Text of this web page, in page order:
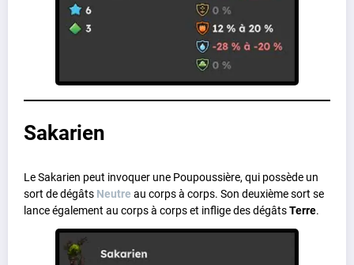
Sakarien
Le Sakarien peut invoquer une Poupoussière, qui possède un
sort de dégâts Neutre au corps à corps. Son deuxième sort se
lance également au corps à corps et inflige des dégâtsTerre.